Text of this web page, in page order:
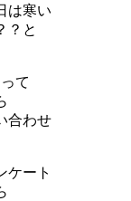
は寒い
？と
て
合わせ
ケート